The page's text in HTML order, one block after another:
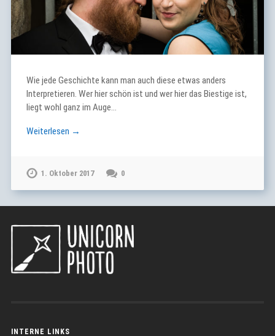
Wie jede Geschichte kann man auch diese etwas anders
Interpretieren. Wer hier schön ist und wer hier das Biestige ist,
liegt wohl ganz im Auge…
Weiterlesen →
1. Oktober 2017 0
INTERNE LINKS